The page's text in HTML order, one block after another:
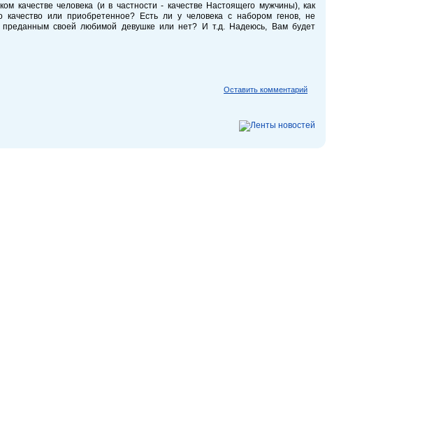
качестве человека (и в частности - качестве Настоящего мужчины), как
или приобретенное? Есть ли у человека с набором генов, не
преданным своей любимой девушке или нет? И т.д. Надеюсь, Вам будет
Оставить комментарий